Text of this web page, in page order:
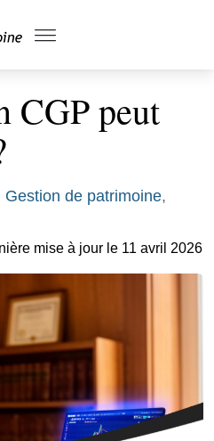
CGP peut
Gestion de patrimoine,
mise à jour le 11 avril 2026